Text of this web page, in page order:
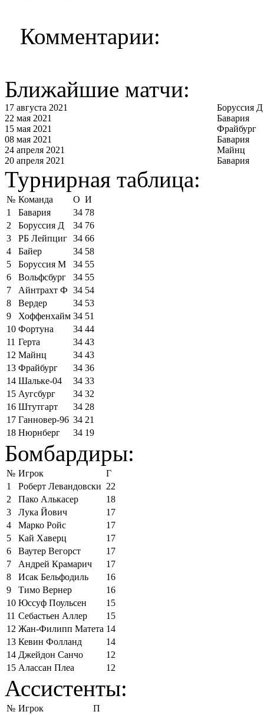
Комментарии:
Ближайшие матчи:
17 августа 2021
Боруссия Д
22 мая 2021
Бавария
15 мая 2021
Фрайбург
08 мая 2021
Бавария
24 апреля 2021
Майнц
20 апреля 2021
Бавария
Турнирная таблица:
№ Команда О И
1
Бавария 34 78
2
Боруссия Д 34 76
3
РБ Лейпциг 34 66
4
Байер 34 58
5
Боруссия М 34 55
6
Вольфсбург 34 55
7
Айнтрахт Ф 34 54
8
Вердер 34 53
9
Хоффенхайм 34 51
10 Фортуна 34 44
11 Герта 34 43
12 Майнц 34 43
13 Фрайбург 34 36
14 Шальке-04 34 33
15 Аугсбург 34 32
16 Штутгарт 34 28
17 Ганновер-96 34 21
18 Нюрнберг 34 19
Бомбардиры:
№ Игрок
Г
1
Роберт Левандовски 22
2
Пако Алькасер
18
3
Лука Йович
17
4
Марко Ройс
17
5
Кай Хаверц
17
6
Ваутер Вегорст
17
7
Андрей Крамарич
17
8
Исак Бельфодиль
16
9
Тимо Вернер
16
10 Юссуф Поульсен
15
11 Себастьен Аллер
15
12 Жан-Филипп Матета 14
13 Кевин Фолланд
14
14 Джейдон Санчо
12
15 Алассан Плеа 12
Ассистенты:
№ Игрок
П